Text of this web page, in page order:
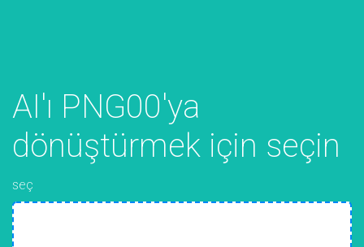
AI'ı PNG00'ya
dönüştürmek için seçin
seç